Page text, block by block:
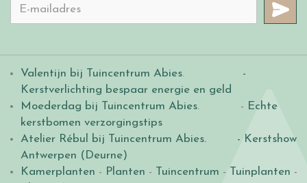
Valentijn bij Tuincentrum Abies.
-
Kerstverlichting bespaar energie en geld
Moederdag bij Tuincentrum Abies. - Echte
kerstbomen verzorgingstips
Atelier Rébul bij Tuincentrum Abies.
- Kerstshow
Antwerpen (Deurne)
Kamerplanten - Planten - Tuincentrum - Tuinplanten -